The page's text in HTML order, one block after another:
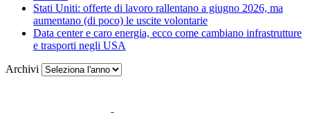
Stati Uniti: offerte di lavoro rallentano a giugno 2026, ma
aumentano (di poco) le uscite volontarie
Data center e caro energia, ecco come cambiano infrastrutture
e trasporti negli USA
Archivi